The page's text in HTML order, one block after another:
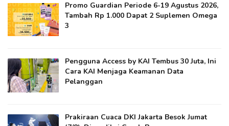
Promo Guardian Periode 6-19 Agustus 2026,
Tambah Rp 1.000 Dapat 2 Suplemen Omega
3
Pengguna Access by KAI Tembus 30 Juta, Ini
Cara KAI Menjaga Keamanan Data
Pelanggan
Prakiraan Cuaca DKI Jakarta Besok Jumat